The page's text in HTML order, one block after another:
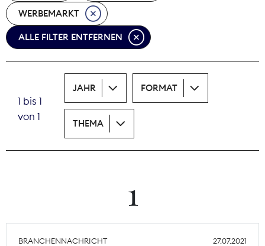
Pressefreiheit
Print
Theodor-Wolff-Preis
WERBEMARKT
ALLE FILTER ENTFERNEN
1 bis 1
von 1
JAHR FORMAT
THEMA
1
BRANCHENNACHRICHT 27.07.2021